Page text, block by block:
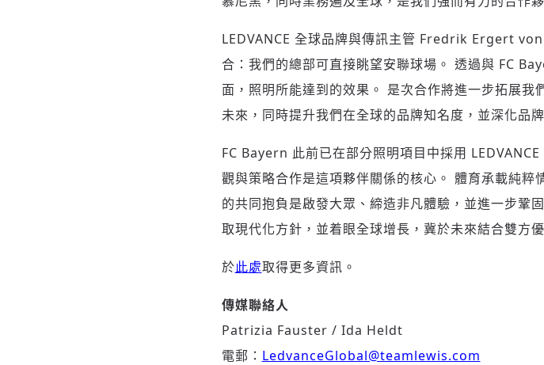
登入或註冊
歡迎您加入
掌握國際
參與下一波全
輸入 Email 驗證碼
請輸入發送到
(十分鐘
驗證
LEDVANCE 全球品牌與傳訊主管 Fredrik Ergert
合：我們的總部可直接眺望安聯球場。 透過與 FC
面，照明所能達到的效果。 是次合作將進一步拓展
未來，同時提升我們在全球的品牌知名度，並深化品牌
FC Bayern 此前已在部分照明項目中採用
觀與策略合作是這項夥伴關係的核心。 體育承載純
的共同抱負是啟發大眾、締造非凡體驗，並進一步鞏
取現代化方針，並着眼全球增長，冀於未來結合雙方優
於此處取得更多資訊。
傳媒聯絡人
Patrizia Fauster / Ida Heldt
電郵： LedvanceGlobal@teamlewis.com